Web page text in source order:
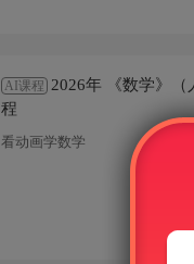
AI课程 2026年 《数学》
程
看动画学数学